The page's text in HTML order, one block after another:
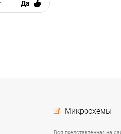
Да
Микросхемы
Вся представленная на